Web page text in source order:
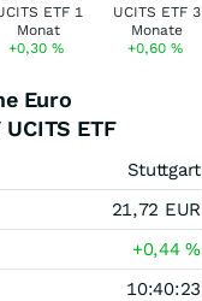
+0,30% +0,60 %
Euro
ETF
Stuttgart
21,72 EUR
+0,44%
10:40:23